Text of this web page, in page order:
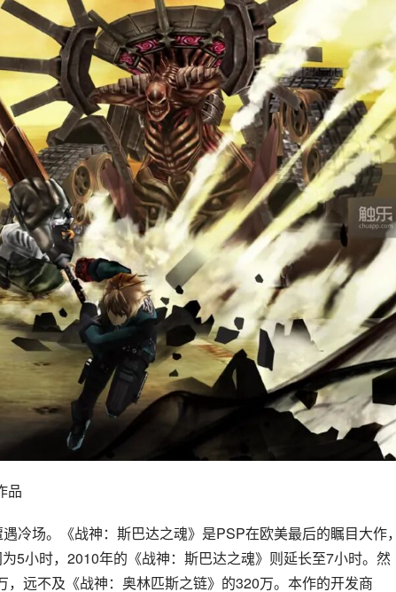
品
冷场。《战神：斯巴达之魂》是PSP在欧美最后的瞩目大作
5小时，2010年的《战神：斯巴达之魂》则延长至7小时。然
远不及《战神：奥林匹斯之链》的320万。本作的开发商